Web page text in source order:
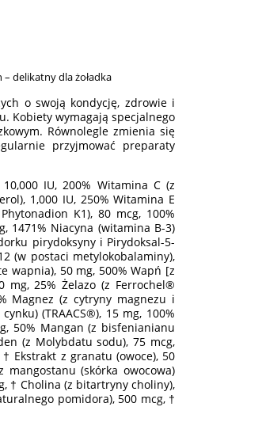
delikatny dla żoładka
o swoją kondycję, zdrowie i
Kobiety wymagają specjalnego
Równolegle zmienia się
przyjmować preparaty
IU, 200% Witamina C (z
1,000 IU, 250% Witamina E
K1), 80 mcg, 100%
1471% Niacyna (witamina B-3)
pirydoksyny i Pirydoksal-5-
(w postaci metylokobalaminy),
wapnia), 50 mg, 500% Wapń [z
mg, 25% Żelazo (z Ferrochel®
Magnez (z cytryny magnezu i
(TRAACS®), 15 mg, 100%
50% Mangan (z bisfenianianu
(z Molybdatu sodu), 75 mcg,
Ekstrakt z granatu (owoce), 50
(skórka owocowa)
† Cholina (z bitartryny choliny),
pomidora), 500 mcg, †